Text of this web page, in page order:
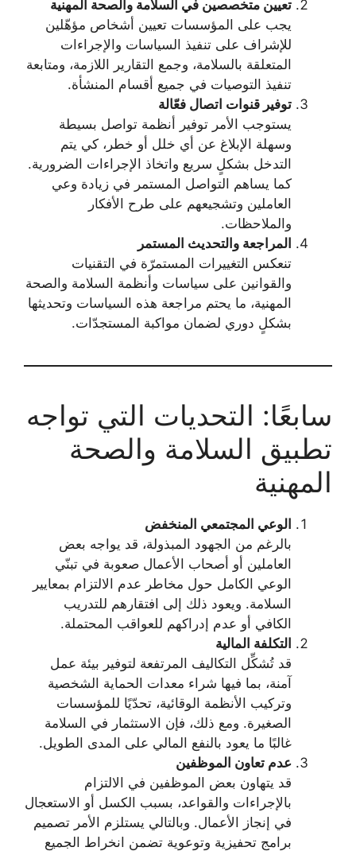
تعيين متخصصين في السلامة والصحة المهنية
يجب على المؤسسات تعيين أشخاص مؤهّلين
للإشراف على تنفيذ السياسات والإجراءات
المتعلقة بالسلامة، وجمع التقارير اللازمة، ومتابعة
تنفيذ التوصيات في جميع أقسام المنشأة.
توفير قنوات اتصال فعّالة
يستوجب الأمر توفير أنظمة تواصل بسيطة
وسهلة الإبلاغ عن أي خلل أو خطر، كي يتم
التدخل بشكلٍ سريع واتخاذ الإجراءات الضرورية.
كما يساهم التواصل المستمر في زيادة وعي
العاملين وتشجيعهم على طرح الأفكار
والملاحظات.
المراجعة والتحديث المستمر
تنعكس التغييرات المستمرّة في التقنيات
والقوانين على سياسات وأنظمة السلامة والصحة
المهنية، ما يحتم مراجعة هذه السياسات وتحديثها
بشكلٍ دوري لضمان مواكبة المستجدّات.
سابعًا: التحديات التي تواجه
تطبيق السلامة والصحة
المهنية
الوعي المجتمعي المنخفض
بالرغم من الجهود المبذولة، قد يواجه بعض
العاملين أو أصحاب الأعمال صعوبة في تبنّي
الوعي الكامل حول مخاطر عدم الالتزام بمعايير
السلامة. ويعود ذلك إلى افتقارهم للتدريب
الكافي أو عدم إدراكهم للعواقب المحتملة.
التكلفة المالية
قد تُشكِّل التكاليف المرتفعة لتوفير بيئة عمل
آمنة، بما فيها شراء معدات الحماية الشخصية
وتركيب الأنظمة الوقائية، تحدّيًا للمؤسسات
الصغيرة. ومع ذلك، فإن الاستثمار في السلامة
غالبًا ما يعود بالنفع المالي على المدى الطويل.
عدم تعاون الموظفين
قد يتهاون بعض الموظفين في الالتزام
بالإجراءات والقواعد، بسبب الكسل أو الاستعجال
في إنجاز الأعمال. وبالتالي يستلزم الأمر تصميم
برامج تحفيزية وتوعوية تضمن انخراط الجميع